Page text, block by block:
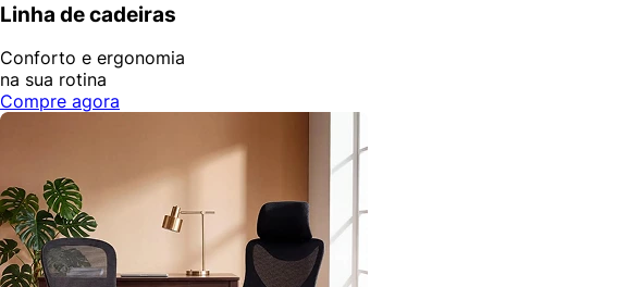
Linha de cadeiras
Conforto e ergonomia
na sua rotina
Compre agora